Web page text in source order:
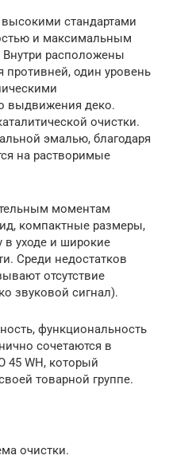
стандартами
и максимальным
Внутри расположены
противней, один уровень
выдвижения деко.
очистки.
эмалью, благодаря
на растворимые
моментам
компактные размеры,
в уходе и широкие
Среди недостатков
отсутствие
звуковой сигнал).
функциональность
сочетаются в
45 WH, который
товарной группе.
очистки.